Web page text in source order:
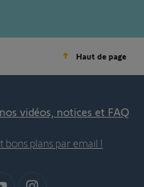
Haut de page
vidéos, notices et FAQ
bons plans par email !